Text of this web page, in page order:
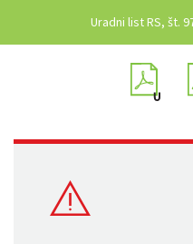
Uradni list RS, št.